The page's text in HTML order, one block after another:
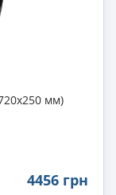
мм)
4456 грн